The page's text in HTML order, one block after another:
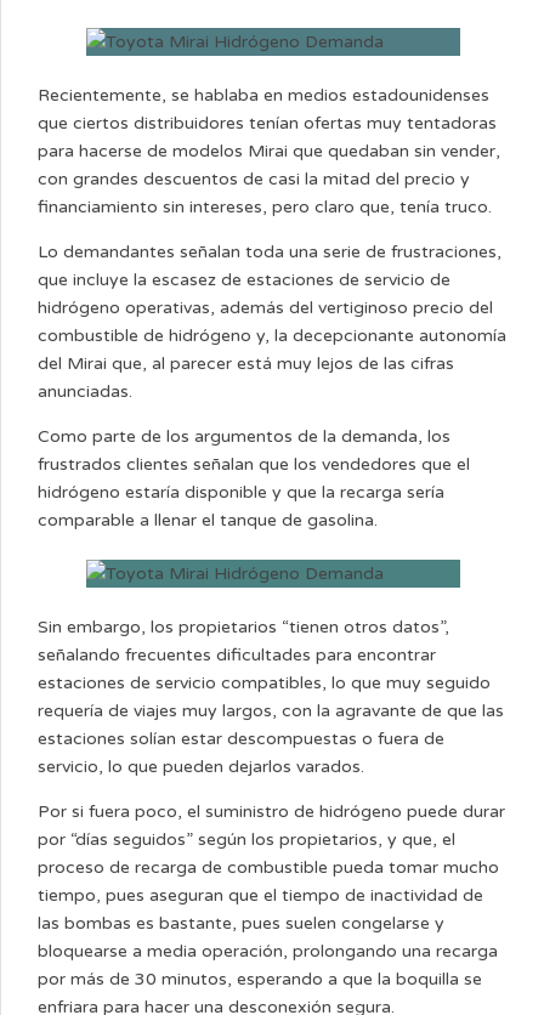
Recientemente, se hablaba en medios estadounidenses
que ciertos distribuidores tenían ofertas muy tentadoras
para hacerse de modelos Mirai que quedaban sin vender,
con grandes descuentos de casi la mitad del precio y
financiamiento sin intereses, pero claro que, tenía truco.
Lo demandantes señalan toda una serie de frustraciones,
que incluye la escasez de estaciones de servicio de
hidrógeno operativas, además del vertiginoso precio del
combustible de hidrógeno y, la decepcionante autonomía
del Mirai que, al parecer está muy lejos de las cifras
anunciadas.
Como parte de los argumentos de la demanda, los
frustrados clientes señalan que los vendedores que el
hidrógeno estaría disponible y que la recarga sería
comparable a llenar el tanque de gasolina.
Sin embargo, los propietarios “tienen otros datos”,
señalando frecuentes dificultades para encontrar
estaciones de servicio compatibles, lo que muy seguido
requería de viajes muy largos, con la agravante de que las
estaciones solían estar descompuestas o fuera de
servicio, lo que pueden dejarlos varados.
Por si fuera poco, el suministro de hidrógeno puede durar
por “días seguidos” según los propietarios, y que, el
proceso de recarga de combustible pueda tomar mucho
tiempo, pues aseguran que el tiempo de inactividad de
las bombas es bastante, pues suelen congelarse y
bloquearse a media operación, prolongando una recarga
por más de 30 minutos, esperando a que la boquilla se
enfriara para hacer una desconexión segura.